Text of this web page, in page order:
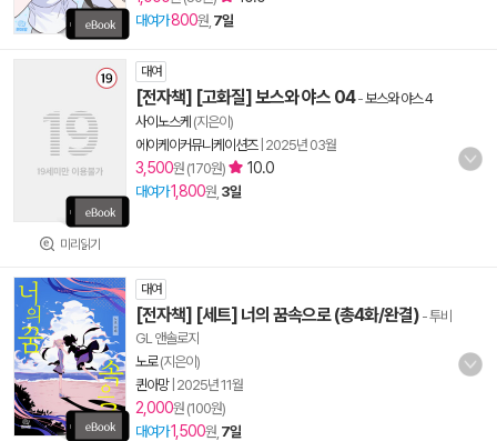
대여가800원, 7일
미리읽기
대여
[전자책] [고화질] 보스와 야스 04-보스와 야스 4
사이노스케 (지은이)
에이케이커뮤니케이션즈| 2025년 03월
3,500원 (170원) 10.0
대여가1,800원, 3일
대여
[전자책] [세트] 너의 꿈속으로 (총4화/완결) - 투비
GL 앤솔로지
노로(지은이)
퀸아망| 2025년 11월
2,000원 (100원)
대여가1,500원, 7일